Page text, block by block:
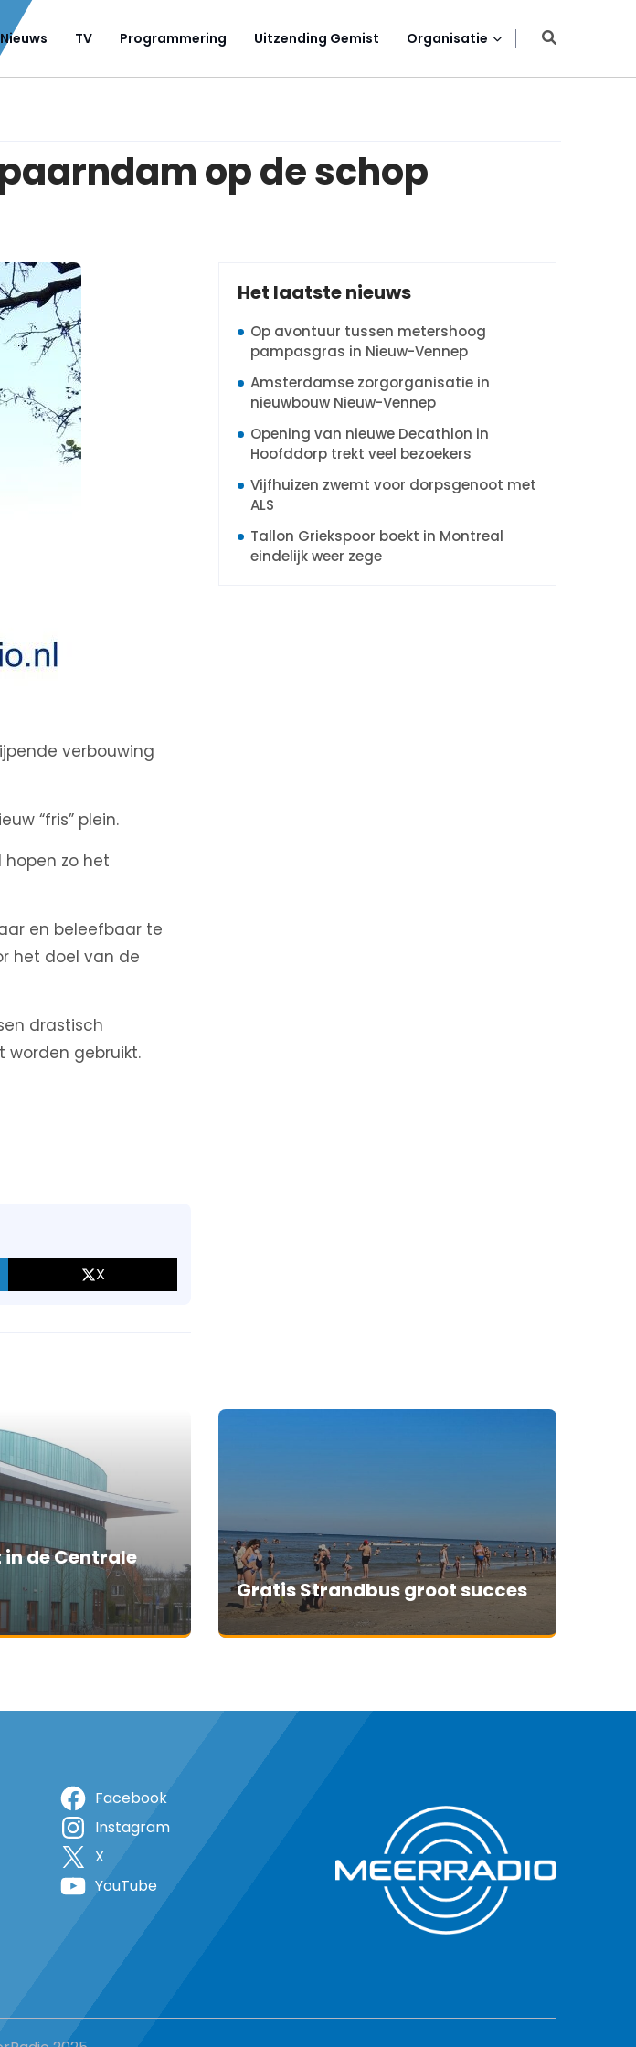
Nieuws TV Programmering Uitzending Gemist Organisatie
op de schop
verbouwing
“fris” plein.
zo het
en beleefbaar te
het doel van de
drastisch
gebruikt.
X
Het laatste nieuws
Op avontuur tussen metershoog
pampasgras in Nieuw-Vennep
Amsterdamse zorgorganisatie in
nieuwbouw Nieuw-Vennep
Opening van nieuwe Decathlon in
Hoofddorp trekt veel bezoekers
Vijfhuizen zwemt voor dorpsgenoot met
ALS
Tallon Griekspoor boekt in Montreal
eindelijk weer zege
de Centrale
Gratis Strandbus groot succes
Facebook
Instagram
X
YouTube